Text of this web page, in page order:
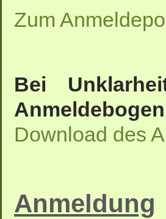
Zum
Bei
Download des
Anmeldung